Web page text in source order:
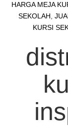
HARGA MEJA
SEKOLAH
KURSI